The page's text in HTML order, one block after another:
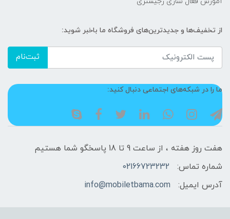
از تخفیف‌ها و جدیدترین‌های فروشگاه ما باخبر شوید:
ثبت‌نام
ما را در شبکه‌های اجتماعی دنبال کنید:
هفت روز هفته ، از ساعت 9 تا 18 پاسخگو شما هستیم
شماره تماس:
02166723232
آدرس ایمیل:
info@mobiletbama.com